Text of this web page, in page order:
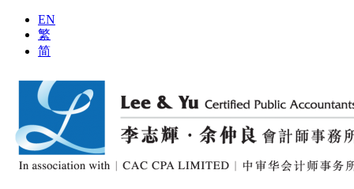
EN
繁
简